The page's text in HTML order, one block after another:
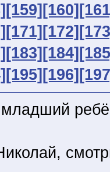
[159] [160]
[171] [172]
[183] [184]
[195] [196]